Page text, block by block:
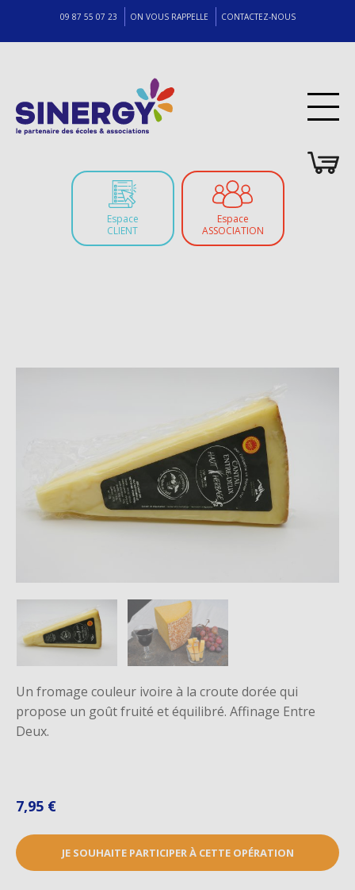
09 87 55 07 23 ON VOUS RAPPELLE CONTACTEZ-NOUS
Espace
CLIENT
Espace
ASSOCIATION
Un fromage couleur ivoire à la croute dorée qui
propose un goût fruité et équilibré. Affinage Entre
Deux.
7,95 €
JE SOUHAITE PARTICIPER À CETTE OPÉRATION